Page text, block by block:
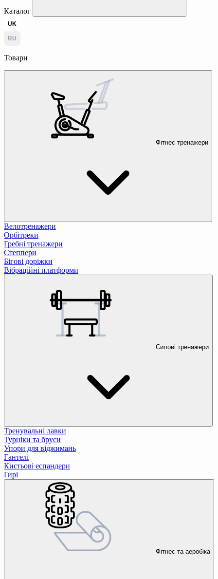
Каталог
UK
RU
Товари
Фітнес тренажери
Велотренажери
Орбітреки
Гребні тренажери
Степпери
Бігові доріжки
Вібраційні платформи
Силові тренажери
Тренувальні лавки
Турніки та бруси
Упори для віджимань
Гантелі
Кистьові еспандери
Гирі
Фітнес та аеробіка